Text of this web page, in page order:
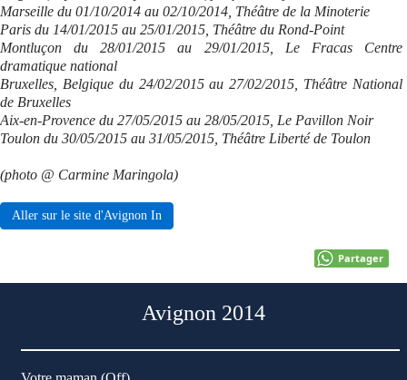
Marseille du 01/10/2014 au 02/10/2014, Théâtre de la Minoterie
Paris du 14/01/2015 au 25/01/2015, Théâtre du Rond-Point
Montluçon du 28/01/2015 au 29/01/2015, Le Fracas Centre
dramatique national
Bruxelles, Belgique du 24/02/2015 au 27/02/2015, Théâtre National
de Bruxelles
Aix-en-Provence du 27/05/2015 au 28/05/2015, Le Pavillon Noir
Toulon du 30/05/2015 au 31/05/2015, Théâtre Liberté de Toulon
(photo @ Carmine Maringola)
Aller sur le site d'Avignon In
Partager
Avignon 2014